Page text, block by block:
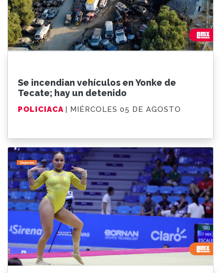
Se incendian vehículos en Yonke de
Tecate; hay un detenido
POLICIACA | MIÉRCOLES 05 DE AGOSTO